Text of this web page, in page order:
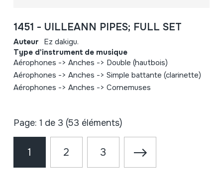
1451 - UILLEANN PIPES; FULL SET
Auteur Ez dakigu.
Type d'instrument de musique
Aérophones -> Anches -> Double (hautbois)
Aérophones -> Anches -> Simple battante (clarinette)
Aérophones -> Anches -> Cornemuses
Page: 1 de 3 (53 éléments)
1 2 3